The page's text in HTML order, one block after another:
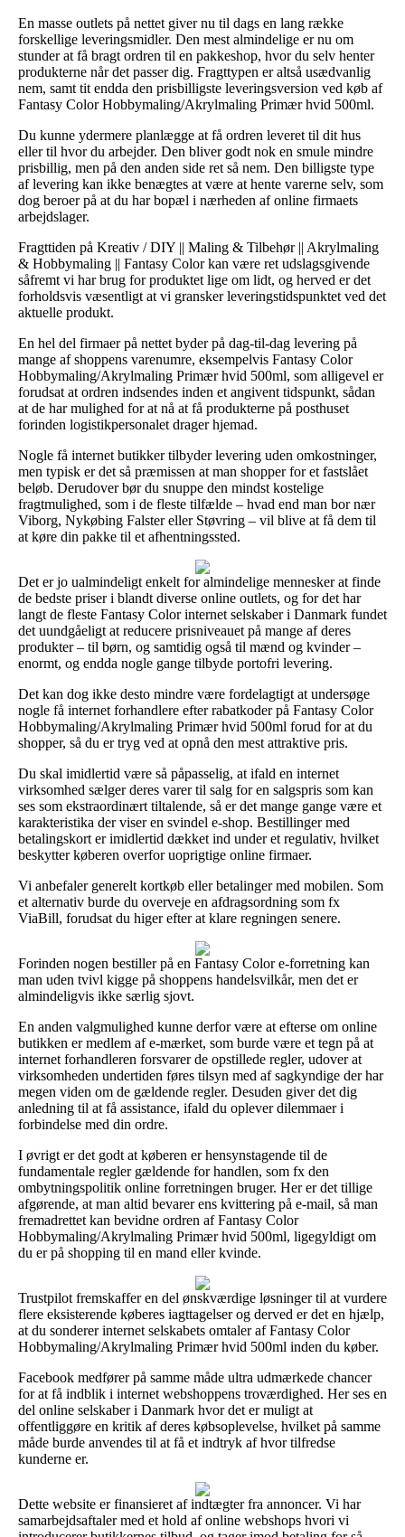
En masse outlets på nettet giver nu til dags en lang række
forskellige leveringsmidler. Den mest almindelige er nu om
stunder at få bragt ordren til en pakkeshop, hvor du selv henter
produkterne når det passer dig. Fragttypen er altså usædvanlig
nem, samt tit endda den prisbilligste leveringsversion ved køb af
Fantasy Color Hobbymaling/Akrylmaling Primær hvid 500ml.
Du kunne ydermere planlægge at få ordren leveret til dit hus
eller til hvor du arbejder. Den bliver godt nok en smule mindre
prisbillig, men på den anden side ret så nem. Den billigste type
af levering kan ikke benægtes at være at hente varerne selv, som
dog beroer på at du har bopæl i nærheden af online firmaets
arbejdslager.
Fragttiden på Kreativ / DIY || Maling & Tilbehør || Akrylmaling
& Hobbymaling || Fantasy Color kan være ret udslagsgivende
såfremt vi har brug for produktet lige om lidt, og herved er det
forholdsvis væsentligt at vi gransker leveringstidspunktet ved det
aktuelle produkt.
En hel del firmaer på nettet byder på dag-til-dag levering på
mange af shoppens varenumre, eksempelvis Fantasy Color
Hobbymaling/Akrylmaling Primær hvid 500ml, som alligevel er
forudsat at ordren indsendes inden et angivent tidspunkt, sådan
at de har mulighed for at nå at få produkterne på posthuset
forinden logistikpersonalet drager hjemad.
Nogle få internet butikker tilbyder levering uden omkostninger,
men typisk er det så præmissen at man shopper for et fastslået
beløb. Derudover bør du snuppe den mindst kostelige
fragtmulighed, som i de fleste tilfælde – hvad end man bor nær
Viborg, Nykøbing Falster eller Støvring – vil blive at få dem til
at køre din pakke til et afhentningssted.
Det er jo ualmindeligt enkelt for almindelige mennesker at finde
de bedste priser i blandt diverse online outlets, og for det har
langt de fleste Fantasy Color internet selskaber i Danmark fundet
det uundgåeligt at reducere prisniveauet på mange af deres
produkter – til børn, og samtidig også til mænd og kvinder –
enormt, og endda nogle gange tilbyde portofri levering.
Det kan dog ikke desto mindre være fordelagtigt at undersøge
nogle få internet forhandlere efter rabatkoder på Fantasy Color
Hobbymaling/Akrylmaling Primær hvid 500ml forud for at du
shopper, så du er tryg ved at opnå den mest attraktive pris.
Du skal imidlertid være så påpasselig, at ifald en internet
virksomhed sælger deres varer til salg for en salgspris som kan
ses som ekstraordinært tiltalende, så er det mange gange være et
karakteristika der viser en svindel e-shop. Bestillinger med
betalingskort er imidlertid dækket ind under et regulativ, hvilket
beskytter køberen overfor uoprigtige online firmaer.
Vi anbefaler generelt kortkøb eller betalinger med mobilen. Som
et alternativ burde du overveje en afdragsordning som fx
ViaBill, forudsat du higer efter at klare regningen senere.
Forinden nogen bestiller på en Fantasy Color e-forretning kan
man uden tvivl kigge på shoppens handelsvilkår, men det er
almindeligvis ikke særlig sjovt.
En anden valgmulighed kunne derfor være at efterse om online
butikken er medlem af e-mærket, som burde være et tegn på at
internet forhandleren forsvarer de opstillede regler, udover at
virksomheden undertiden føres tilsyn med af sagkyndige der har
megen viden om de gældende regler. Desuden giver det dig
anledning til at få assistance, ifald du oplever dilemmaer i
forbindelse med din ordre.
I øvrigt er det godt at køberen er hensynstagende til de
fundamentale regler gældende for handlen, som fx den
ombytningspolitik online forretningen bruger. Her er det tillige
afgørende, at man altid bevarer ens kvittering på e-mail, så man
fremadrettet kan bevidne ordren af Fantasy Color
Hobbymaling/Akrylmaling Primær hvid 500ml, ligegyldigt om
du er på shopping til en mand eller kvinde.
Trustpilot fremskaffer en del ønskværdige løsninger til at vurdere
flere eksisterende køberes iagttagelser og derved er det en hjælp,
at du sonderer internet selskabets omtaler af Fantasy Color
Hobbymaling/Akrylmaling Primær hvid 500ml inden du køber.
Facebook medfører på samme måde ultra udmærkede chancer
for at få indblik i internet webshoppens troværdighed. Her ses en
del online selskaber i Danmark hvor det er muligt at
offentliggøre en kritik af deres købsoplevelse, hvilket på samme
måde burde anvendes til at få et indtryk af hvor tilfredse
kunderne er.
Dette website er finansieret af indtægter fra annoncer. Vi har
samarbejdsaftaler med et hold af online webshops hvori vi